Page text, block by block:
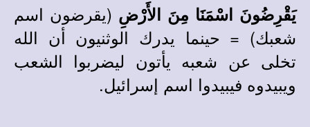
يَقْرِضُونَ اسْمَنَا مِنَ الأَرْضِ (يقرضون اسم
شعبك) = حينما يدرك الوثنيون أن الله
تخلى عن شعبه يأتون ليضربوا الشعب
ويبيدوه فيبيدوا اسم إسرائيل.